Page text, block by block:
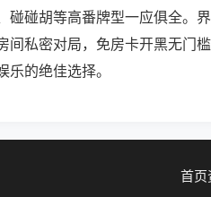
碰碰胡等高番牌型一应俱全。
间私密对局，免房卡开黑无门
乐的绝佳选择。
首页